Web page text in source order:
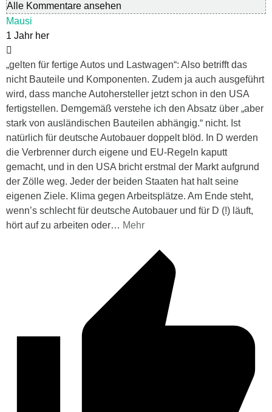
Alle Kommentare ansehen
Mausi
1 Jahr her
„gelten für fertige Autos und Lastwagen“: Also betrifft das
nicht Bauteile und Komponenten. Zudem ja auch ausgeführt
wird, dass manche Autohersteller jetzt schon in den USA
fertigstellen. Demgemäß verstehe ich den Absatz über „aber
stark von ausländischen Bauteilen abhängig.“ nicht. Ist
natürlich für deutsche Autobauer doppelt blöd. In D werden
die Verbrenner durch eigene und EU-Regeln kaputt
gemacht, und in den USA bricht erstmal der Markt aufgrund
der Zölle weg. Jeder der beiden Staaten hat halt seine
eigenen Ziele. Klima gegen Arbeitsplätze. Am Ende steht,
wenn’s schlecht für deutsche Autobauer und für D (!) läuft,
hört auf zu arbeiten oder… Mehr